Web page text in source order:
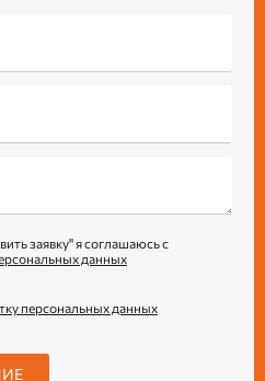
заявку" я соглашаюсь с
данных
персональных данных